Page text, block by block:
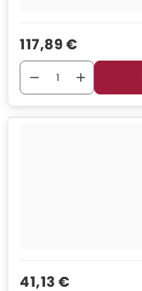
Verkaufspreis
117,89 €
Verkaufspreis
41,13 €